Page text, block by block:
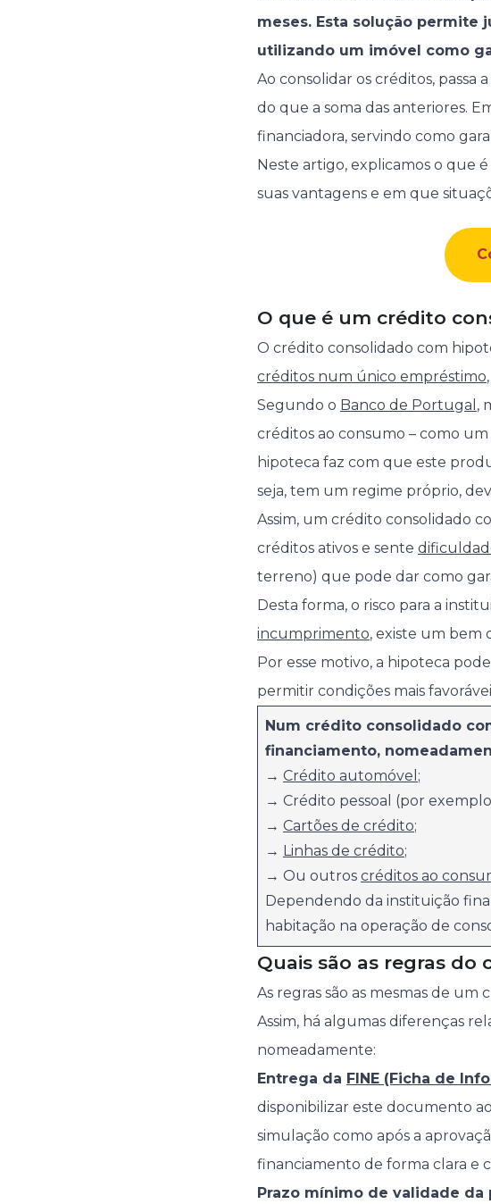
meses. Esta solução
utilizando um imóvel como
Ao consolidar os créditos, passa
do que a soma das anteriores.
financiadora, servindo como
Neste artigo, explicamos o que
suas vantagens e em que
O que é um crédito
O crédito consolidado com
créditos num único empréstimo
Segundo o Banco de Portugal ,
créditos ao consumo – como
hipoteca faz com que este
seja, tem um regime próprio,
Assim, um crédito consolidado
créditos ativos e sente
terreno) que pode dar como
Desta forma, o risco para a
incumprimento, existe um bem
Por esse motivo, a hipoteca pode
permitir condições mais
Num crédito consolidado
financiamento,
→ Crédito automóvel ;
→ Crédito pessoal (por
→ Cartões de crédito;
→ Linhas de crédito;
→ Ou outros créditos ao
Dependendo da instituição
habitação na operação de
Quais são as regras
As regras são as mesmas de
Assim, há algumas diferenças
nomeadamente:
Entrega da FINE (Ficha de
disponibilizar este documento
simulação como após a
financiamento de forma clara e
Prazo mínimo de validade da